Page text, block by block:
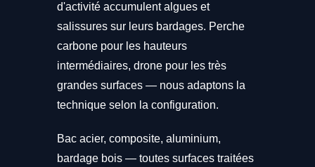
d'activité accumulent algues et
salissures sur leurs bardages. Perche
carbone pour les hauteurs
intermédiaires, drone pour les très
grandes surfaces — nous adaptons la
technique selon la configuration.
Bac acier, composite, aluminium,
bardage bois — toutes surfaces traitées